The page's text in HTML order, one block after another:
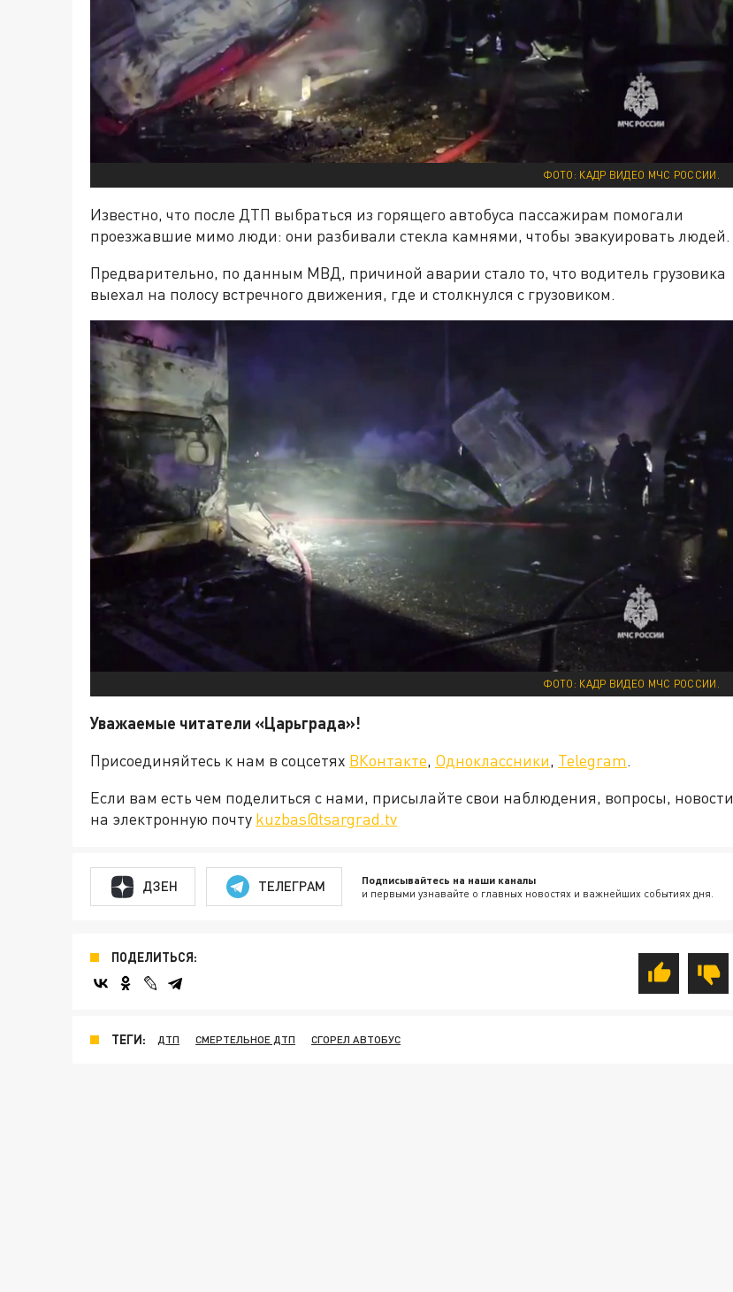
ФОТО: КАДР ВИДЕО МЧС РОССИИ.
Известно, что после ДТП выбраться из горящего автобуса пассажирам помогали
проезжавшие мимо люди: они разбивали стекла камнями, чтобы эвакуировать людей.
Предварительно, по данным МВД, причиной аварии стало то, что водитель грузовика
выехал на полосу встречного движения, где и столкнулся с грузовиком.
ФОТО: КАДР ВИДЕО МЧС РОССИИ.
Уважаемые читатели «Царьграда»!
Присоединяйтесь к нам в соцсетях ВКонтакте, Одноклассники, Telegram.
Если вам есть чем поделиться с нами, присылайте свои наблюдения, вопросы, новости
на электронную почту kuzbas@tsargrad.tv
ДЗЕН ТЕЛЕГРАМ Подписывайтесь на наши каналы
и первыми узнавайте о главных новостях и важнейших событиях дня.
ПОДЕЛИТЬСЯ:
ТЕГИ: ДТП СМЕРТЕЛЬНОЕ ДТП СГОРЕЛ АВТОБУС